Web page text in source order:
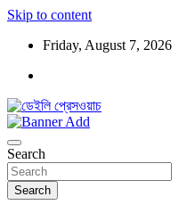
Skip to content
Friday, August 7, 2026
ডেইলি প্রেসওয়াচ
Search
Search